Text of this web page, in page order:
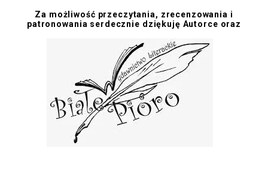
Za możliwość przeczytania, zrecenzowania i
patronowania serdecznie dziękuję Autorce oraz